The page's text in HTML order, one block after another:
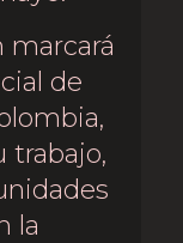
marcará
de
trabajo,
la